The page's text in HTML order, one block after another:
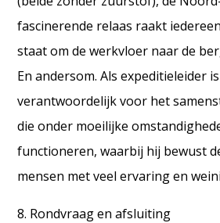
fascinerende relaas raakt
staat om de werkvloer naar de
En andersom. Als expeditieleider
verantwoordelijk voor het
die onder moeilijke
functioneren, waarbij hij bewust
mensen met veel ervaring en
8. Rondvraag en afsluiting